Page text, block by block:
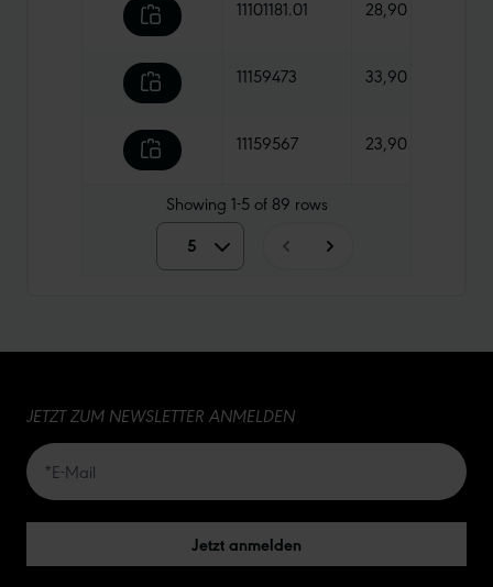
11101181.01 28,90 €
11159473 33,90 €
11159567 23,90 €
Showing 1-5of89 rows
5 5
20
JETZT ZUM NEWSLETTER ANMELDEN
Jetzt anmelden